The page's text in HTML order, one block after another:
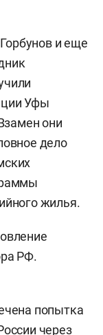
и еще
Уфы
они
дело
жилья.
РФ.
попытка
через